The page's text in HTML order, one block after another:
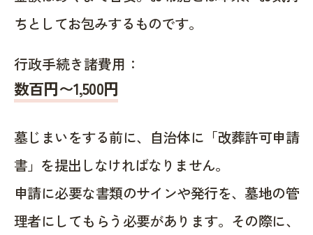
ちとしてお包みするものです。
行政手続き諸費用：
数百円〜1,500円
墓じまいをする前に、自治体に「改葬許可申請
書」を提出しなければなりません。
申請に必要な書類のサインや発行を、墓地の管
理者にしてもらう必要があります。その際に、